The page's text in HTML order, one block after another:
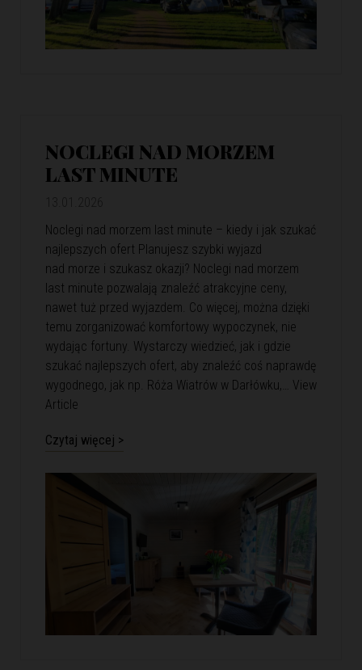
NOCLEGI NAD MORZEM
LAST MINUTE
Noclegi nad morzem last minute – kiedy i jak szukać
najlepszych ofert Planujesz szybki wyjazd
nad morze i szukasz okazji? Noclegi nad morzem
last minute pozwalają znaleźć atrakcyjne ceny,
nawet tuż przed wyjazdem. Co więcej, można dzięki
temu zorganizować komfortowy wypoczynek, nie
wydając fortuny. Wystarczy wiedzieć, jak i gdzie
szukać najlepszych ofert, aby znaleźć coś naprawdę
wygodnego, jak np. Róża Wiatrów w Darłówku,… View
Article
Czytaj więcej >